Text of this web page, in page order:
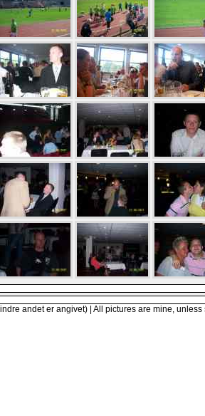
andet er angivet) | All pictures are mine,